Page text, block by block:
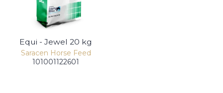
Equi - Jewel 20 kg
Saracen Horse Feed
101001122601